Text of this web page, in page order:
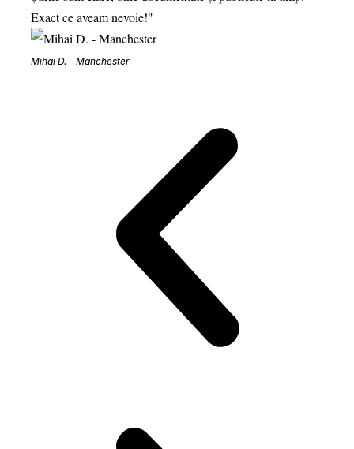
Exact ce aveam nevoie!"
Mihai D. - Manchester